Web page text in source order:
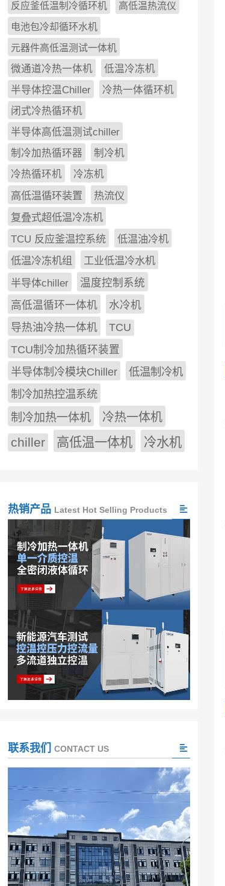
反应釜低温制冷循环机 高低温热流仪
电池包冷却循环水机
元器件高低温测试一体机
微通道冷热一体机
低温冷冻机
半导体控温Chiller
冷热一体循环机
闭式冷热循环机
半导体高低温测试chiller
制冷加热循环器
制冷机
冷热循环机
冷冻机
高低温循环装置
热流仪
复叠式超低温冷冻机
TCU 反应釜温控系统
低温油冷机
低温冷冻机组
工业低温冷水机
半导体chiller
温度控制系统
高低温循环一体机
水冷机
导热油冷热一体机
TCU
TCU制冷加热循环装置
半导体制冷模块Chiller
低温制冷机
制冷加热控温系统
制冷加热一体机
冷热一体机
chiller 高低温一体机 冷水机
热销产品 Latest Hot Selling Products
联系我们 CONTACT US